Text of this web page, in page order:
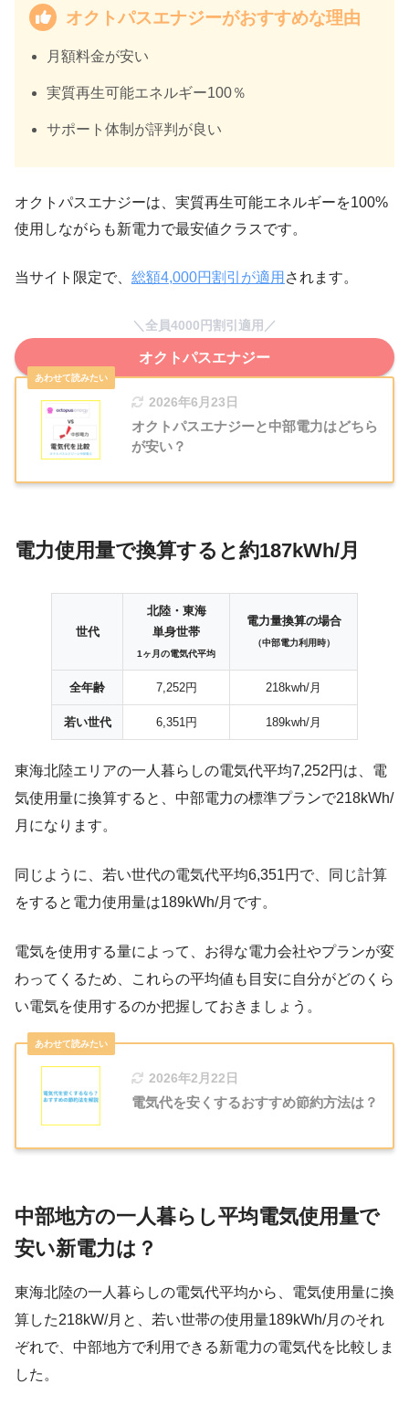
オクトパスエナジーがおすすめな理由
月額料金が安い
実質再生可能エネルギー100％
サポート体制が評判が良い
オクトパスエナジーは、実質再生可能エネルギーを100%
使用しながらも新電力で最安値クラスです。
当サイト限定で、 総額4,000円割引が適用 されます。
＼全員4000円割引適用／
オクトパスエナジー
2026年6月23日
オクトパスエナジーと中部電力はどちら
が安い？
電力使用量で換算すると約187kWh/月
世代
北陸・東海
単身世帯
1ヶ月の電気代平均
電力量換算の場合
（中部電力利用時）
全年齢 7,252円 218kwh/月
若い世代 6,351円 189kwh/月
東海北陸エリアの一人暮らしの電気代平均7,252円は、電
気使用量に換算すると、中部電力の標準プランで218kWh/
月になります。
同じように、若い世代の電気代平均6,351円で、同じ計算
をすると電力使用量は189kWh/月です。
電気を使用する量によって、お得な電力会社やプランが変
わってくるため、これらの平均値も目安に自分がどのくら
い電気を使用するのか把握しておきましょう。
2026年2月22日
電気代を安くするおすすめ節約方法は？
中部地方の一人暮らし平均電気使用量で
安い新電力は？
東海北陸の一人暮らしの電気代平均から、電気使用量に換
算した218kW/月と、若い世帯の使用量189kWh/月のそれ
ぞれで、中部地方で利用できる新電力の電気代を比較しま
した。